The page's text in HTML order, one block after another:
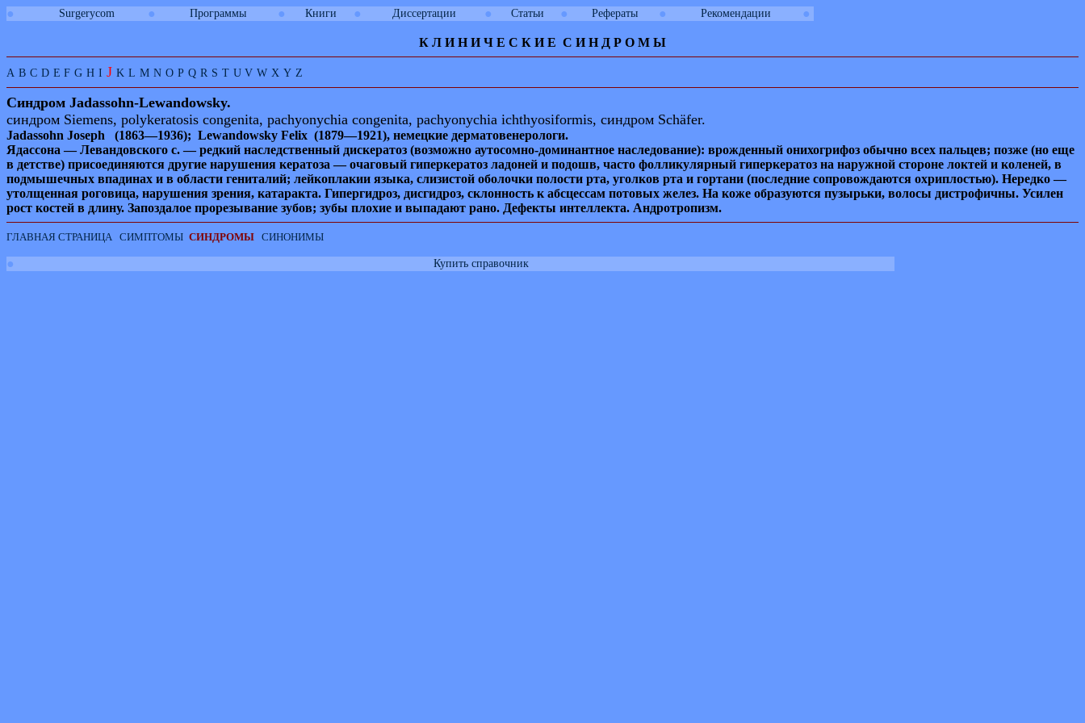
● Surgerycom ● Программы ● Книги ● Диссертации ● Статьи ● Рефераты ● Рекомендации ●
К Л И Н И Ч Е С К И Е С И Н Д Р О М Ы
A B C D E F G H I J K L M N O P Q R S T U V W X Y Z
Синдром Jadassohn-Lewandowsky.
синдром Siemens, polykeratosis congenita, pachyonychia congenita, pachyonychia ichthyosiformis, синдром Schäfer.
Jadassohn Joseph (1863—1936); Lewandowsky Felix (1879—1921), немецкие дерматовенерологи.
Ядассона — Левандовского с. — редкий наследственный дискератоз (возможно аутосомно-доминантное наследование): врожденный онихогрифоз обычно всех пальцев; позже (но еще
в детстве) присоединяются другие нарушения кератоза — очаговый гиперкератоз ладоней и подошв, часто фолликулярный гиперкератоз на наружной стороне локтей и коленей, в
подмышечных впадинах и в области гениталий; лейкоплакии языка, слизистой оболочки полости рта, уголков рта и гортани (последние сопровождаются охриплостью). Нередко —
утолщенная роговица, нарушения зрения, катаракта. Гипергидроз, дисгидроз, склонность к абсцессам потовых желез. На коже образуются пузырьки, волосы дистрофичны. Усилен
рост костей в длину. Запоздалое прорезывание зубов; зубы плохие и выпадают рано. Дефекты интеллекта. Андротропизм.
ГЛАВНАЯ СТРАНИЦА СИМПТОМЫ СИНДРОМЫ СИНОНИМЫ
● Купить справочник